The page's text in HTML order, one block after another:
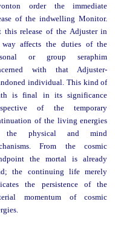
order the immediate
of the indwelling Monitor.
this release of the Adjuster in
affects the duties of the
or group seraphim
with that Adjuster-
individual. This kind of
is final in its significance
of the temporary
of the living energies
physical and mind
From the cosmic
the mortal is already
the continuing life merely
the persistence of the
momentum of cosmic